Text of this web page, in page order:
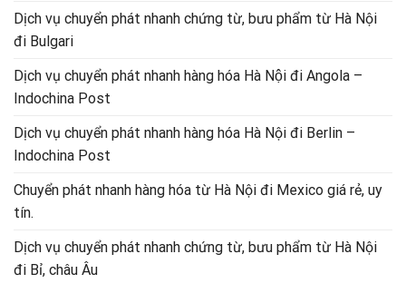
Dịch vụ chuyển phát nhanh chứng từ, bưu phẩm từ Hà Nội
đi Bulgari
Dịch vụ chuyển phát nhanh hàng hóa Hà Nội đi Angola –
Indochina Post
Dịch vụ chuyển phát nhanh hàng hóa Hà Nội đi Berlin –
Indochina Post
Chuyển phát nhanh hàng hóa từ Hà Nội đi Mexico giá rẻ, uy
tín.
Dịch vụ chuyển phát nhanh chứng từ, bưu phẩm từ Hà Nội
đi Bỉ, châu Âu